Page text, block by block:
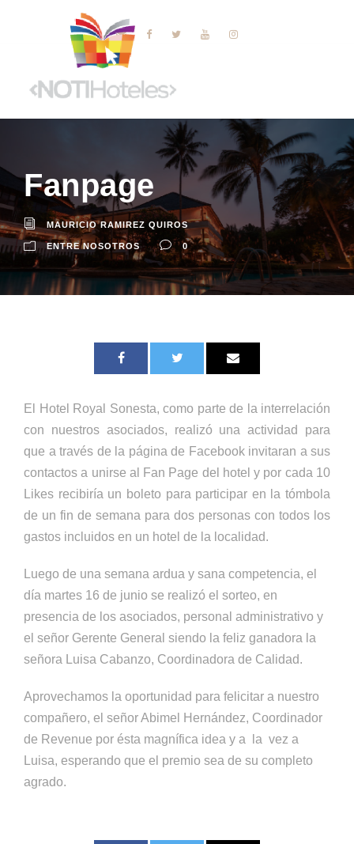
Fanpage
MAURICIO RAMIREZ QUIROS
ENTRE NOSOTROS 0
El Hotel Royal Sonesta, como parte de la interrelación
con nuestros asociados, realizó una actividad para
que a través de la página de Facebook invitaran a sus
contactos a unirse al Fan Page del hotel y por cada 10
Likes recibiría un boleto para participar en la tómbola
de un fin de semana para dos personas con todos los
gastos incluidos en un hotel de la localidad.
Luego de una semana ardua y sana competencia, el
día martes 16 de junio se realizó el sorteo, en
presencia de los asociados, personal administrativo y
el señor Gerente General siendo la feliz ganadora la
señora Luisa Cabanzo, Coordinadora de Calidad.
Aprovechamos la oportunidad para felicitar a nuestro
compañero, el señor Abimel Hernández, Coordinador
de Revenue por ésta magnífica idea y a la vez a
Luisa, esperando que el premio sea de su completo
agrado.